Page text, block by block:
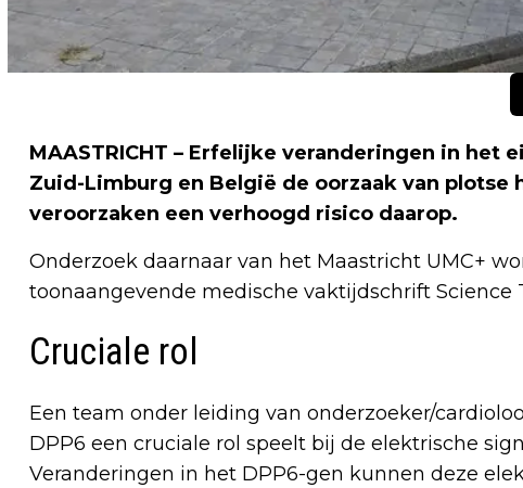
MAASTRICHT – Erfelijke veranderingen in
Zuid-Limburg en België de oorzaak van
veroorzaken een verhoogd risico daarop.
Onderzoek daarnaar van het Maastricht UMC+
toonaangevende medische vaktijdschrift Science
Cruciale rol
Een team onder leiding van onderzoeker/
DPP6 een cruciale rol speelt bij de elektrische
Veranderingen in het DPP6-gen kunnen deze